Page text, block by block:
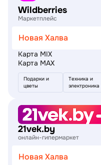
Wildberries
Маркетплейс
Карта MIX
Карта MAX
Новая Халва
Подарки и
цветы
Техника и
электроника
Подробнее
21vek.by
онлайн-гипермаркет
Новая Халва